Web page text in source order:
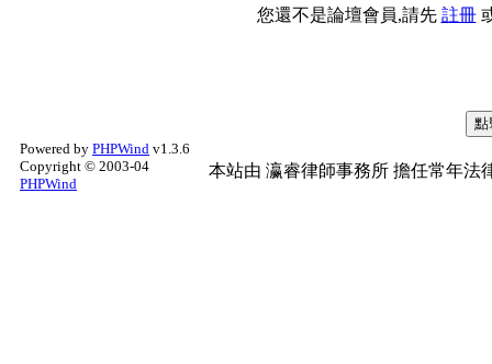
您還不是論壇會員,請先 註冊
Powered by PHPWind v1.3.6
Copyright © 2003-04
PHPWind
本站由 瀛睿律師事務所 擔任常年法